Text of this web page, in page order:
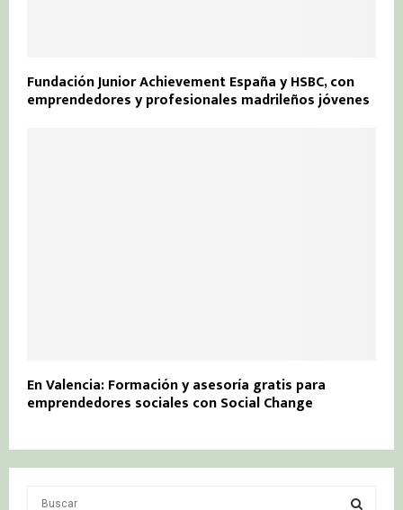
Fundación Junior Achievement España y HSBC, con
emprendedores y profesionales madrileños jóvenes
En Valencia: Formación y asesoría gratis para
emprendedores sociales con Social Change